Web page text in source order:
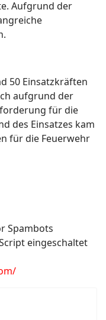
Aufgrund der
50 Einsatzkräften
aufgrund der
für die
des Einsatzes kam
für die Feuerwehr
Spambots
eingeschaltet